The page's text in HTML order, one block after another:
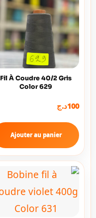
Fil À Coudre 40/2 Gris
Color 629
100د.ج
Ajouter au panier